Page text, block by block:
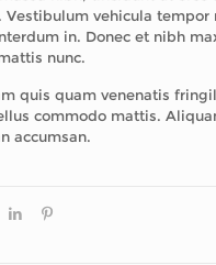
Vestibulum vehicula tempor
in. Donec et nibh
nunc.
quis quam venenatis
commodo mattis.
accumsan.